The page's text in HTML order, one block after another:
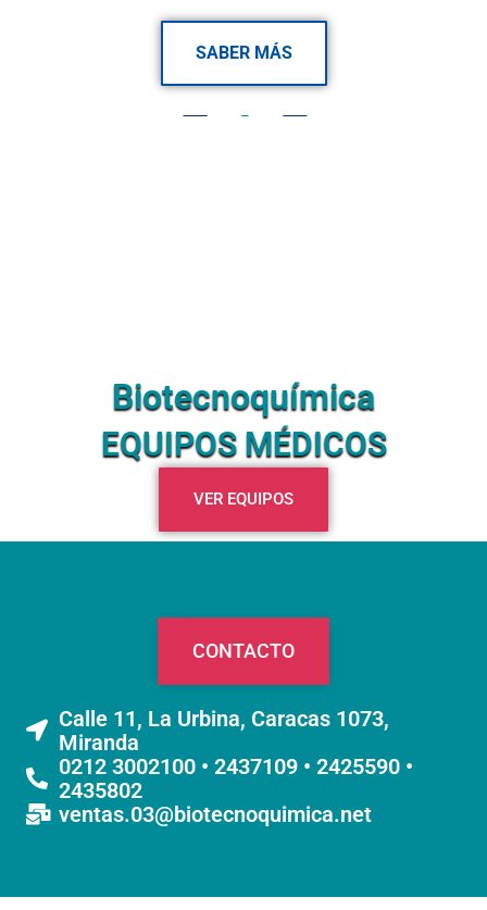
SABER MÁS
Biotecnoquímica
EQUIPOS MÉDICOS
VER EQUIPOS
CONTACTO
Calle 11, La Urbina, Caracas 1073,
Miranda
0212 3002100 • 2437109 • 2425590 •
2435802
ventas.03@biotecnoquimica.net